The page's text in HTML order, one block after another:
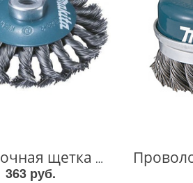
Проволочная щетка М14х100мм D-39861 D-39861
363 руб.